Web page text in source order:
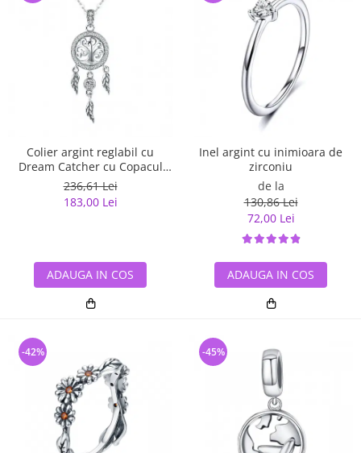
Colier argint reglabil cu
Dream Catcher cu Copacul
Vietii
236,61 Lei
183,00 Lei
ADAUGA IN COS
Inel argint cu inimioara de
zirconiu
de la
130,86 Lei
72,00 Lei
ADAUGA IN COS
-42% -45%